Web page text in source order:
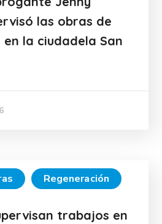
las obras de
la ciudadela San
Regeneración
trabajos en